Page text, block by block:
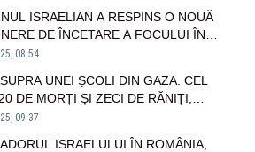
ISRAELIAN A RESPINS O NOUĂ
DE ÎNCETARE A FOCULUI ÎN
08:54
UNEI ȘCOLI DIN GAZA. CEL
DE MORȚI ȘI ZECI DE RĂNIȚI,
COPII
09:37
ISRAELULUI ÎN ROMÂNIA,